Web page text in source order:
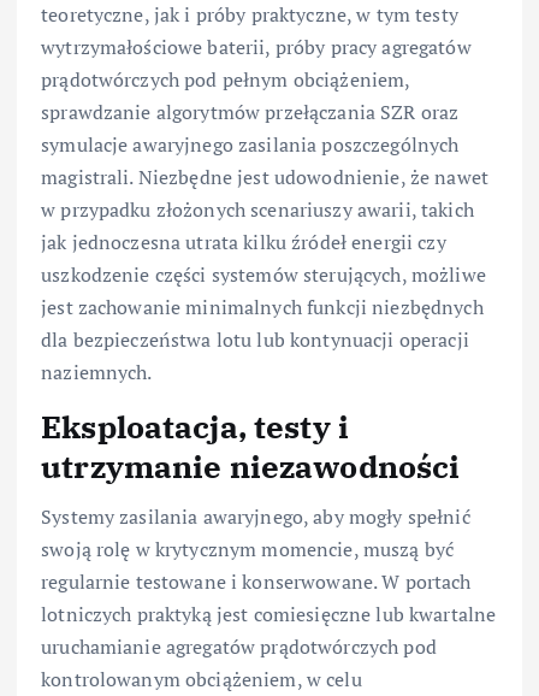
teoretyczne, jak i próby praktyczne, w tym testy
wytrzymałościowe baterii, próby pracy agregatów
prądotwórczych pod pełnym obciążeniem,
sprawdzanie algorytmów przełączania SZR oraz
symulacje awaryjnego zasilania poszczególnych
magistrali. Niezbędne jest udowodnienie, że nawet
w przypadku złożonych scenariuszy awarii, takich
jak jednoczesna utrata kilku źródeł energii czy
uszkodzenie części systemów sterujących, możliwe
jest zachowanie minimalnych funkcji niezbędnych
dla bezpieczeństwa lotu lub kontynuacji operacji
naziemnych.
Eksploatacja, testy i
utrzymanie niezawodności
Systemy zasilania awaryjnego, aby mogły spełnić
swoją rolę w krytycznym momencie, muszą być
regularnie testowane i konserwowane. W portach
lotniczych praktyką jest comiesięczne lub kwartalne
uruchamianie agregatów prądotwórczych pod
kontrolowanym obciążeniem, w celu